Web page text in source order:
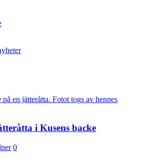
i Kusens backe
0